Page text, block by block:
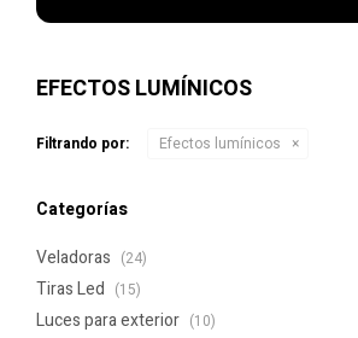
EFECTOS LUMÍNICOS
Filtrando por: Efectos lumínicos
Categorías
Veladoras (24)
Tiras Led (15)
Luces para exterior (10)